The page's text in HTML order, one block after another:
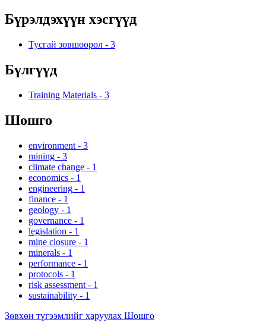
Бүрэлдэхүүн хэсгүүд
Тусгай зөвшөөрөл - 3
Бүлгүүд
Training Materials - 3
Шошго
environment - 3
mining - 3
climate change - 1
economics - 1
engineering - 1
finance - 1
geology - 1
governance - 1
legislation - 1
mine closure - 1
minerals - 1
performance - 1
protocols - 1
risk assessment - 1
sustainability - 1
Зөвхөн түгээмлийг харуулах Шошго